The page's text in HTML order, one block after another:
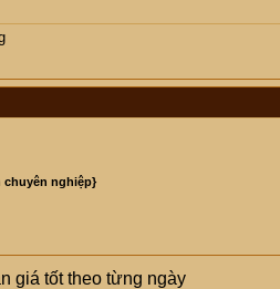
chuyên nghiệp}
giá tốt theo từng ngày